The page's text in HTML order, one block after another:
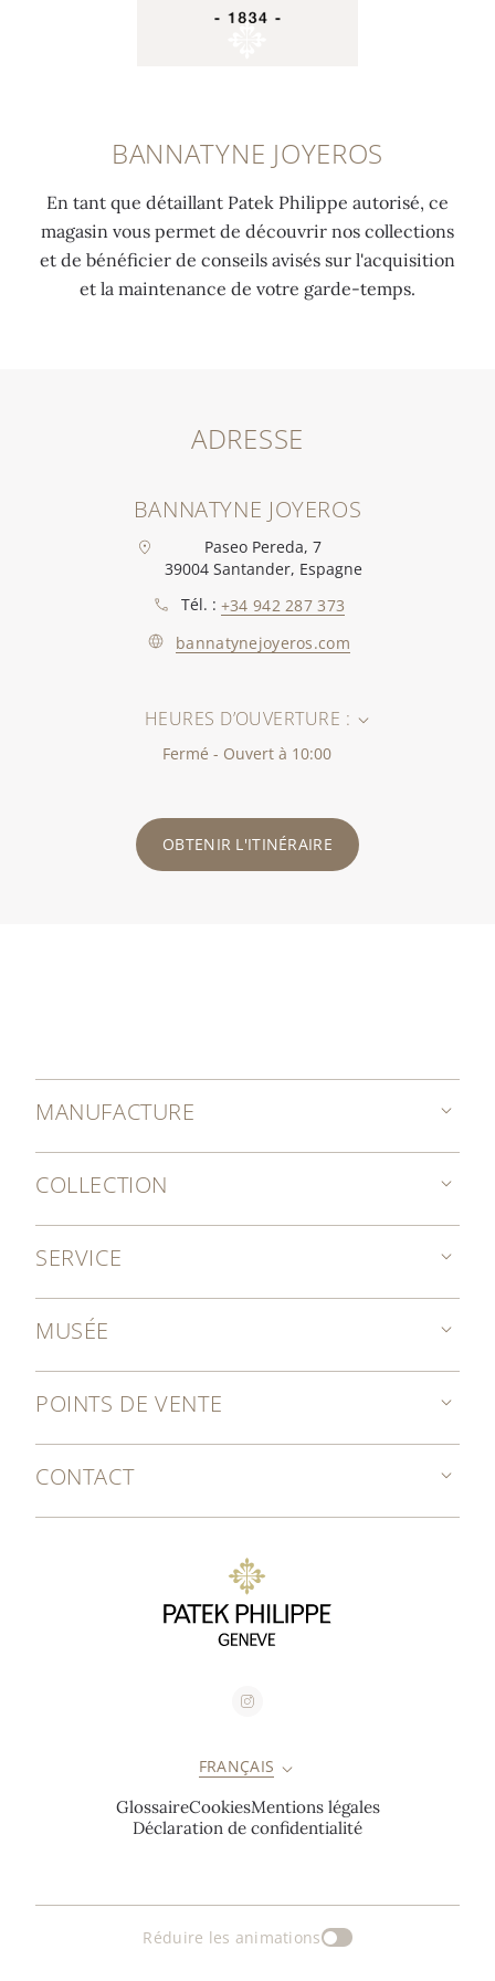
BANNATYNE JOYEROS
En tant que détaillant Patek Philippe autorisé, ce
magasin vous permet de découvrir nos collections
et de bénéficier de conseils avisés sur l'acquisition
et la maintenance de votre garde-temps.
ADRESSE
BANNATYNE JOYEROS
Paseo Pereda, 7
39004 Santander, Espagne
Tél. : +34 942 287 373
bannatynejoyeros.com
HEURES D’OUVERTURE :
Fermé - Ouvert à 10:00
OBTENIR L'ITINÉRAIRE
MANUFACTURE
COLLECTION
SERVICE
MUSÉE
POINTS DE VENTE
CONTACT
FRANÇAIS
GlossaireCookiesMentions légales
Déclaration de confidentialité
Réduire les animations